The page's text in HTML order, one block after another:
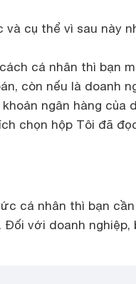
cụ thể vì sau này
cá nhân thì bạn
còn nếu là doanh
ngân hàng của
chọn hộp Tôi đã
cá nhân thì bạn
với doanh nghiệp,